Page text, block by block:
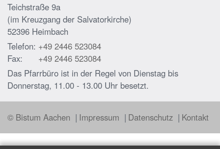
Teichstraße 9a
(im Kreuzgang der Salvatorkirche)
52396 Heimbach
Telefon: +49 2446 523084
Fax:
+49 2446 523084
Das Pfarrbüro ist in der Regel von Dienstag bis
Donnerstag, 11.00 - 13.00 Uhr besetzt.
© Bistum Aachen Impressum Datenschutz Kontakt